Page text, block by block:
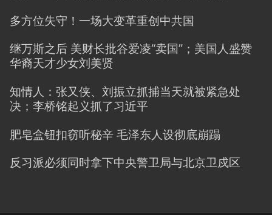
多方位失守！一场大变革重创中共国
继万斯之后 美财长批谷爱凌“卖国”；美国人盛赞
华裔天才少女刘美贤
知情人：张又侠、刘振立抓捕当天就被紧急处
决；李桥铭起义抓了习近平
肥皂盒钮扣窃听秘辛 毛泽东人设彻底崩蹋
反习派必须同时拿下中央警卫局与北京卫戍区